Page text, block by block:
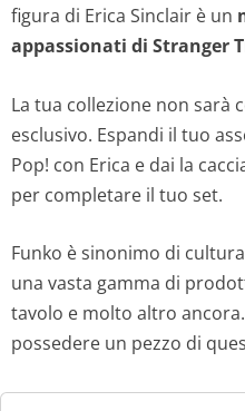
figura di Erica Sinclair è un
appassionati di Stranger
La tua collezione non sarà
esclusivo. Espandi il tuo
Pop! con Erica e dai la
per completare il tuo set.
Funko è sinonimo di
una vasta gamma di
tavolo e molto altro
possedere un pezzo di